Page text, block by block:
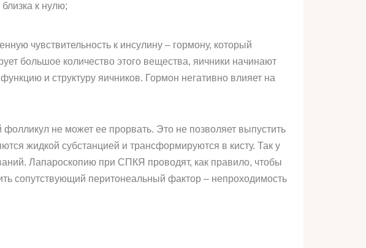
к нулю;
чувствительность к инсулину – гормону, который
большое количество этого вещества, яичники начинают
и структуру яичников. Гормон негативно влияет на
не может ее прорвать. Это не позволяет выпустить
жидкой субстанцией и трансформируются в кисту. Так у
Лапароскопию при СПКЯ проводят, как правило, чтобы
сопутствующий перитонеальный фактор – непроходимость